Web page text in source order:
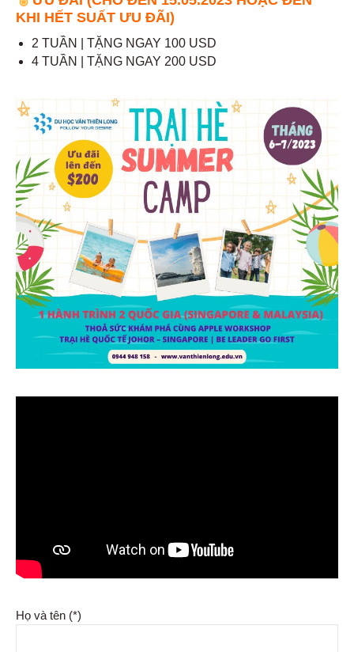
KHI HẾT SUẤT ƯU ĐÃI)
2 TUẦN | TẶNG NGAY 100 USD
4 TUẦN | TẶNG NGAY 200 USD
Họ và tên (*)